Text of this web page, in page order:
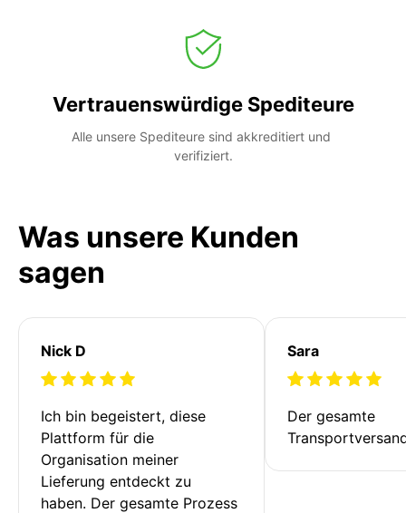
Vertrauenswürdige Spediteure
Alle unsere Spediteure sind akkreditiert und
verifiziert.
Was unsere Kunden
sagen
Nick D
Ich bin begeistert, diese
Plattform für die
Organisation meiner
Lieferung entdeckt zu
haben. Der gesamte Prozess
Sara
Der gesamte